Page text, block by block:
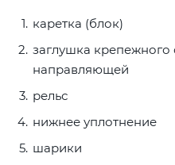
каретка (блок)
заглушка крепежного
направляющей
рельс
нижнее уплотнение
шарики